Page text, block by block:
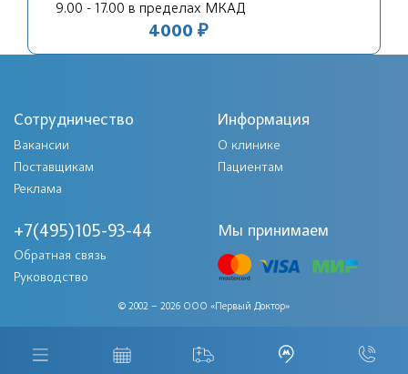
9.00 - 17.00 в пределах МКАД
4000 ₽
Сотрудничество
Вакансии
Поставщикам
Реклама
Информация
О клинике
Пациентам
+7(495)105-93-44
Обратная связь
Руководство
© 2002 – 2026 ООО «Первый Доктор»
Мы принимаем